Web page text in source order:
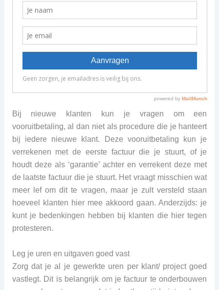
Bij nieuwe klanten kun je vragen om een
vooruitbetaling, al dan niet als procedure die je hanteert
bij iedere nieuwe klant. Deze vooruitbetaling kun je
verrekenen met de eerste factuur die je stuurt, of je
houdt deze als ‘garantie’ achter en verrekent deze met
de laatste factuur die je stuurt. Het vraagt misschien wat
meer lef om dit te vragen, maar je zult versteld staan
hoeveel klanten hier mee akkoord gaan. Anderzijds: je
kunt je bedenkingen hebben bij klanten die hier tegen
protesteren.
Leg je uren en uitgaven goed vast
Zorg dat je al je gewerkte uren per klant/ project goed
vastlegt. Dit is belangrijk om je factuur te onderbouwen